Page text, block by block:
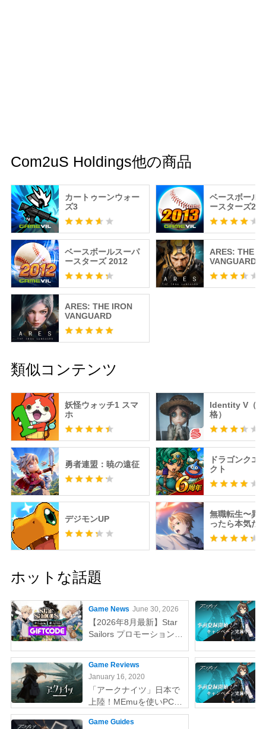
Com2uS Holdings他の商品
カートゥーンウォー
ズ3
ベースボール
ースターズ
ベースボールスーパ
ースターズ 2012
ARES: THE
VANGUARD
ARES: THE IRON
VANGUARD
類似コンテンツ
妖怪ウォッチ1 スマ
ホ
Identity V（第
格）
勇者連盟：暁の遠征
ドラゴンクエ
クト
デジモンUP
無職転生〜異
ったら本気だ
ロニクル・オ
コーズ
ホットな話題
Game News June 30, 2026
【2026年8月最新】Star
Sailors プロモーションコ
Game Reviews
January 16, 2020
「アークナイツ」日本で
上陸！MEmuを使いPCで
やりましょう
Game Guides